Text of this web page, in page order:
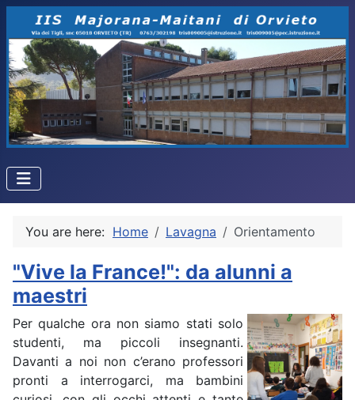
You are here: Home Lavagna Orientamento
"Vive la France!": da alunni a
maestri
Per qualche ora non siamo stati solo
studenti, ma piccoli insegnanti.
Davanti a noi non c’erano professori
pronti a interrogarci, ma bambini